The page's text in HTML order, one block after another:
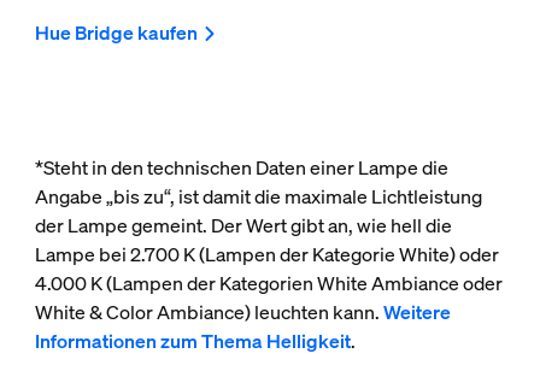
Hue Bridge kaufen
*Steht in den technischen Daten einer Lampe die
Angabe „bis zu“, ist damit die maximale Lichtleistung
der Lampe gemeint. Der Wert gibt an, wie hell die
Lampe bei 2.700 K (Lampen der Kategorie White) oder
4.000 K (Lampen der Kategorien White Ambiance oder
White & Color Ambiance) leuchten kann.Weitere
Informationen zum Thema Helligkeit.